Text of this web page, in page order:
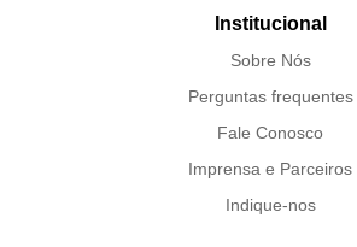
Institucional
Sobre Nós
Perguntas frequentes
Fale Conosco
Imprensa e Parceiros
Indique-nos